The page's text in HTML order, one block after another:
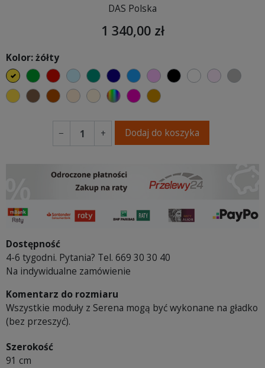
DAS Polska
1 340,00 zł
Kolor: żółty
żółtyzielonyczerwony
błękitnyturkusowygranatowyniebieski
różowyczarnybiałyjasny róż
szary
musztardowy
brązowy
ceglastyciepły kremowy
ecru beżowy
wybór koloru
fuksjakoniakowy
− + Dodaj do koszyka
Dostępność
4-6 tygodni. Pytania? Tel. 669 30 30 40
Na indywidualne zamówienie
Komentarz do rozmiaru
Wszystkie moduły z Serena mogą być wykonane na gładko
(bez przeszyć).
Szerokość
91 cm